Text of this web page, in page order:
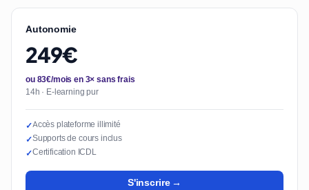
Autonomie
249€
ou 83€/mois en 3× sans frais
14h · E-learning pur
✓Accès plateforme illimité
✓Supports de cours inclus
✓Certification ICDL
S'inscrire →